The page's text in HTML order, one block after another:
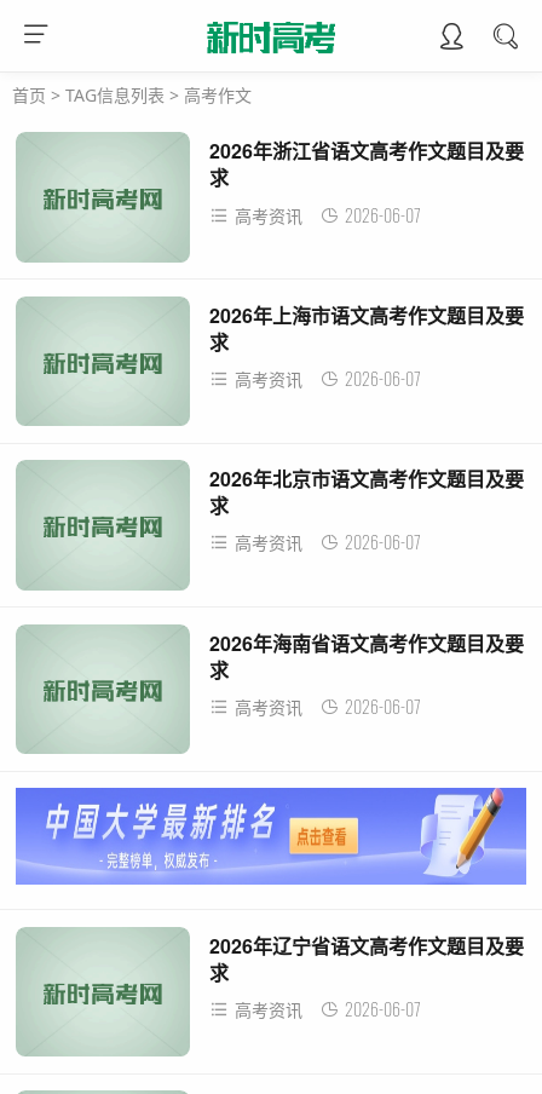
首页 > TAG信息列表 > 高考作文
2026年浙江省语文高考作文题目及要
求
高考资讯 2026-06-07
2026年上海市语文高考作文题目及要
求
高考资讯 2026-06-07
2026年北京市语文高考作文题目及要
求
高考资讯 2026-06-07
2026年海南省语文高考作文题目及要
求
高考资讯 2026-06-07
2026年辽宁省语文高考作文题目及要
求
高考资讯 2026-06-07